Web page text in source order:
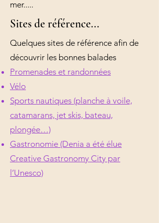
mer.....
Sites de référence...
Quelques sites de référence afin de
découvrir les bonnes balades
Promenades et randonnées
Vélo
Sports nautiques (planche à voile,
catamarans, jet skis, bateau,
plongée…)
Gastronomie (Denia a été élue
Creative Gastronomy City par
l’Unesco)